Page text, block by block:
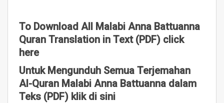
To Download All Malabi Anna Battuanna
Quran Translation in Text (PDF) click
here
Untuk Mengunduh Semua Terjemahan
Al-Quran Malabi Anna Battuanna dalam
Teks (PDF) klik di sini